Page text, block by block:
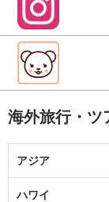
海外旅行・ツ
アジア
ハワイ